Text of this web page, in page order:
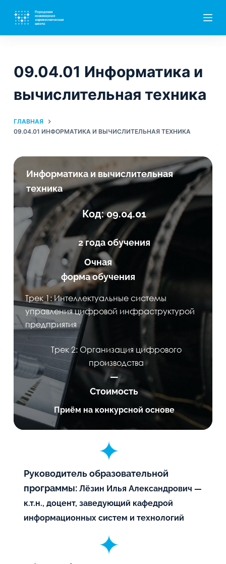
П
р
и
с
у
09.04.01 Информатика и
вычислительная техника
ГЛАВНАЯ
09.04.01 ИНФОРМАТИКА И ВЫЧИСЛИТЕЛЬНАЯ ТЕХНИКА
Информатика и вычислительная
техника
Код: 09.04.01
2 года обучения
Очная
форма обучения
Трек 1: Интеллектуальные системы
управления цифровой инфраструктурой
предприятия
Трек 2: Организация цифрового
производства
—
Стоимость
Приём на конкурсной основе
Руководитель образовательной
программы: Лёзин Илья Александрович —
к.т.н., доцент, заведующий кафедрой
информационных систем и технологий